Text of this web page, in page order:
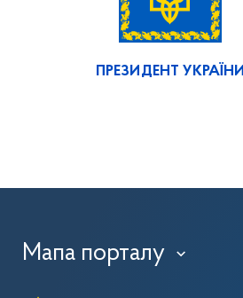
ПРЕЗИДЕНТ УКРАЇНИ
Мапа порталу ›